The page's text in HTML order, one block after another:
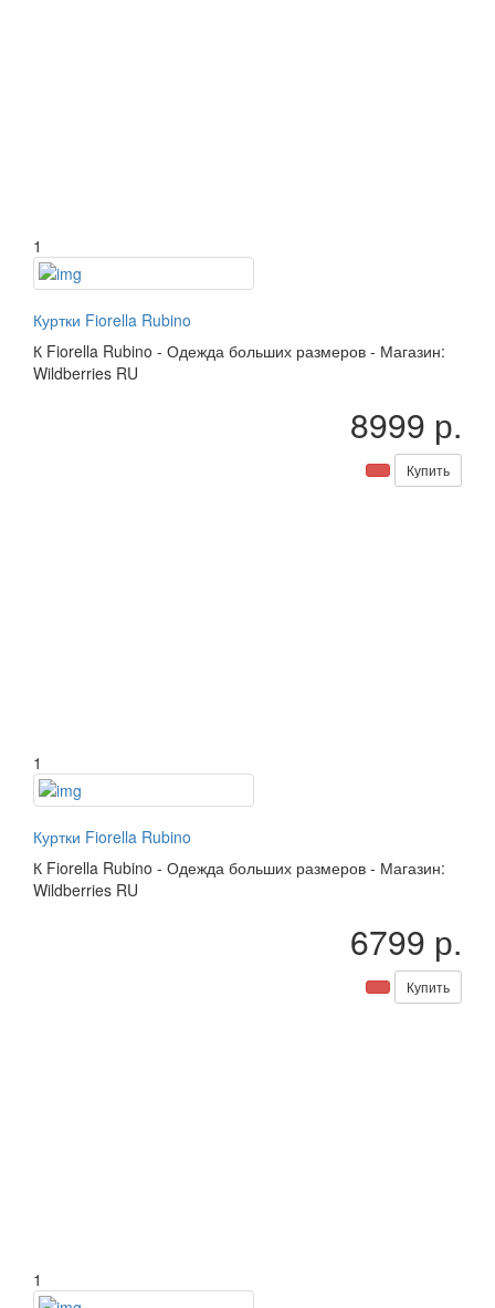
1
Куртки Fiorella Rubino
К Fiorella Rubino - Одежда больших размеров - Магазин:
Wildberries RU
8999 р.
Купить
1
Куртки Fiorella Rubino
К Fiorella Rubino - Одежда больших размеров - Магазин:
Wildberries RU
6799 р.
Купить
1